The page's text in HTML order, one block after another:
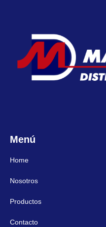
Menú
Home
Nosotros
Productos
Contacto